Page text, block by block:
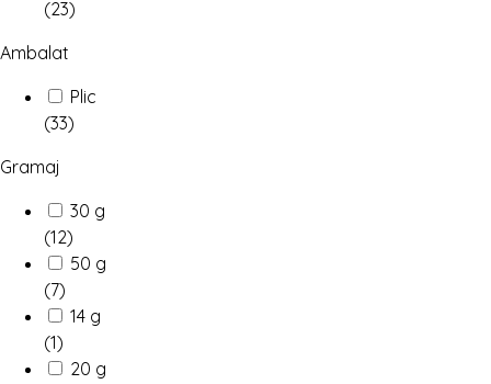
(23)
Ambalat
Plic
(33)
Gramaj
30 g
(12)
50 g
(7)
14 g
(1)
20 g